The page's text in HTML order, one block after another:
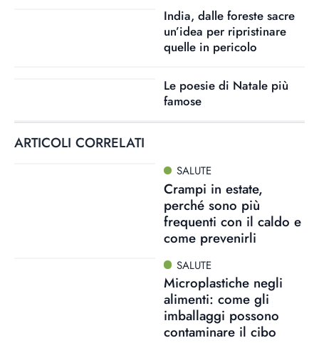
India, dalle foreste sacre
un’idea per ripristinare
quelle in pericolo
Le poesie di Natale più
famose
ARTICOLI CORRELATI
SALUTE
Crampi in estate,
perché sono più
frequenti con il caldo e
come prevenirli
SALUTE
Microplastiche negli
alimenti: come gli
imballaggi possono
contaminare il cibo